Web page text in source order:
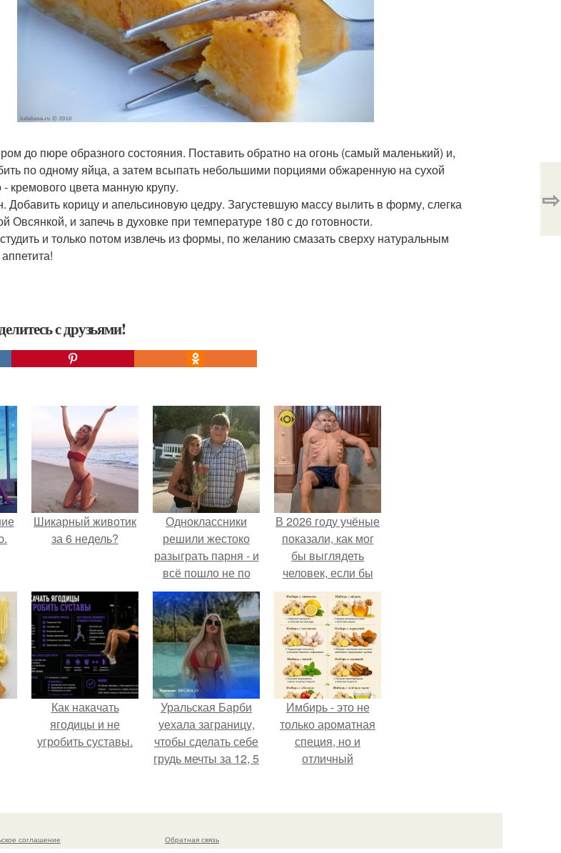
до пюре образного состояния. Поставить обратно на огонь (самый маленький) и,
по одному яйца, а затем всыпать небольшими порциями обжаренную на сухой
кремового цвета манную крупу.
Добавить корицу и апельсиновую цедру. Загустевшую массу вылить в форму, слегка
Овсянкой, и запечь в духовке при температуре 180 с до готовности.
и только потом извлечь из формы, по желанию смазать сверху натуральным
с друзьями!
⇨
Шикарный животик
за 6 недель?
Одноклассники
решили жестоко
разыграть парня - и
всё пошло не по
плану.
В 2026 году учёные
показали, как мог
бы выглядеть
человек, если бы
его тело
эволюционировало
специально для
выживания в
автокатастpoфах.
Как накачать
ягодицы и не
угробить суставы.
Уральская Барби
уехала заграницу,
чтобы сделать себе
грудь мечты за 12, 5
Имбирь - это не
только ароматная
специя, но и
отличный
и блюд.
соглашение
Обратная связь